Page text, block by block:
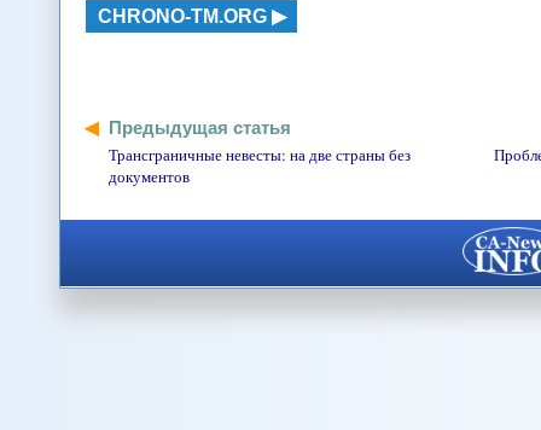
CHRONO-TM.ORG
Предыдущая статья
Трансграничные невесты: на две страны без
документов